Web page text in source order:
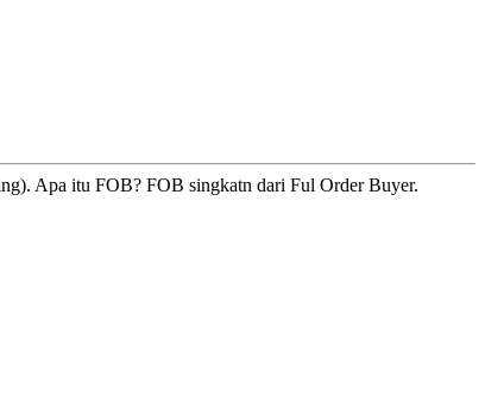
Apa itu FOB? FOB singkatn dari Ful Order Buyer.